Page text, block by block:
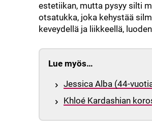
estetiikan, mutta pysyy silti
otsatukka, joka kehystää
keveydellä ja liikkeellä,
Lue myös…
Jessica Alba (44-
Khloé Kardashian